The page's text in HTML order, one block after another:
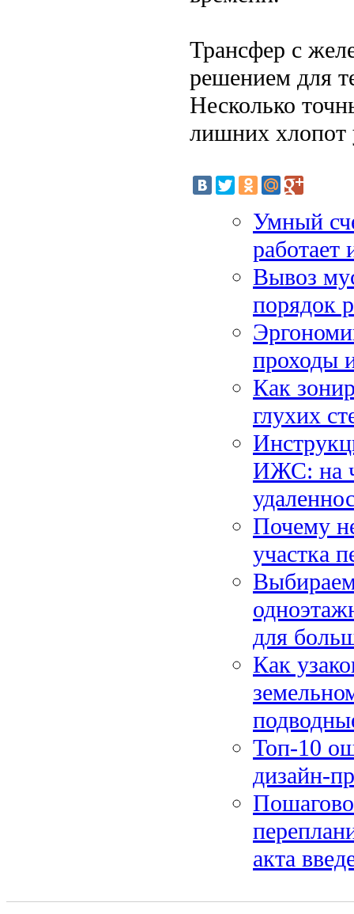
Трансфер с
решением для
Несколько
лишних
Умный
работает
Вывоз
порядок
проходы
Как
глухих
ИЖС: на
Почему
участка
для
Как
Топ-10
дизайн-
акта